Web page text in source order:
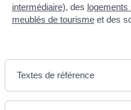
intermédiaire), des
meublés de tourismeet des
Textes de référence